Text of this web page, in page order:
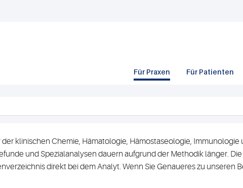
Für Praxen Für Patienten
klinischen Chemie, Hämatologie, Hämostaseologie,
und Spezialanalysen dauern aufgrund der Methodik länger.
direkt bei dem Analyt. Wenn Sie Genaueres zu unseren